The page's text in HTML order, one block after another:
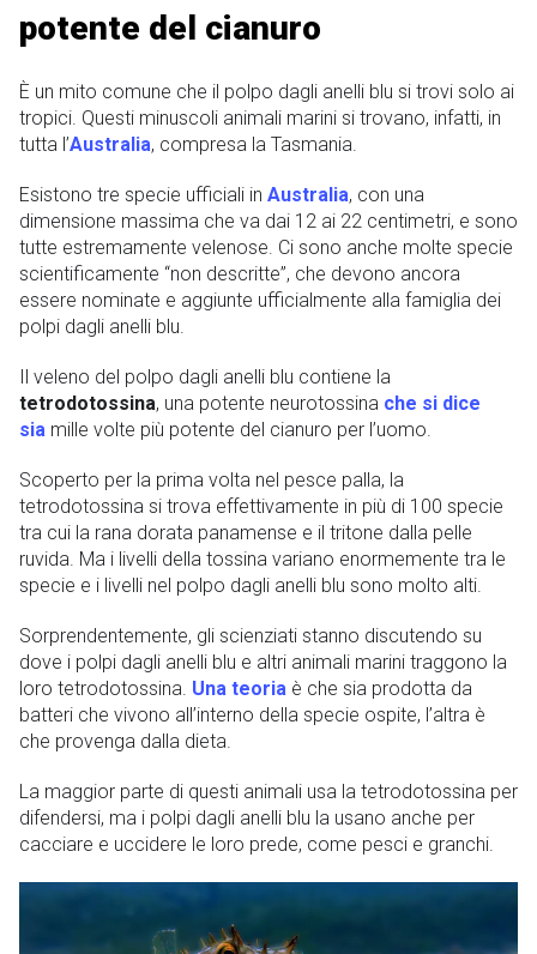
potente del cianuro
È un mito comune che il polpo dagli anelli blu si trovi solo ai
tropici. Questi minuscoli animali marini si trovano, infatti, in
tutta l’Australia, compresa la Tasmania.
Esistono tre specie ufficiali in Australia, con una
dimensione massima che va dai 12 ai 22 centimetri, e sono
tutte estremamente velenose. Ci sono anche molte specie
scientificamente “non descritte”, che devono ancora
essere nominate e aggiunte ufficialmente alla famiglia dei
polpi dagli anelli blu.
Il veleno del polpo dagli anelli blu contiene la
tetrodotossina, una potente neurotossina che si dice
sia mille volte più potente del cianuro per l’uomo.
Scoperto per la prima volta nel pesce palla, la
tetrodotossina si trova effettivamente in più di 100 specie
tra cui la rana dorata panamense e il tritone dalla pelle
ruvida. Ma i livelli della tossina variano enormemente tra le
specie e i livelli nel polpo dagli anelli blu sono molto alti.
Sorprendentemente, gli scienziati stanno discutendo su
dove i polpi dagli anelli blu e altri animali marini traggono la
loro tetrodotossina. Una teoria è che sia prodotta da
batteri che vivono all’interno della specie ospite, l’altra è
che provenga dalla dieta.
La maggior parte di questi animali usa la tetrodotossina per
difendersi, ma i polpi dagli anelli blu la usano anche per
cacciare e uccidere le loro prede, come pesci e granchi.